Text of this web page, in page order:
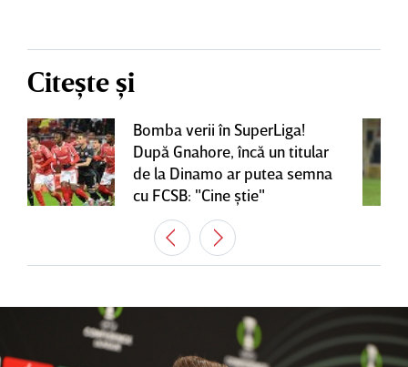
Citește și
Bomba verii în SuperLiga!
După Gnahore, încă un titular
de la Dinamo ar putea semna
cu FCSB: "Cine ştie"